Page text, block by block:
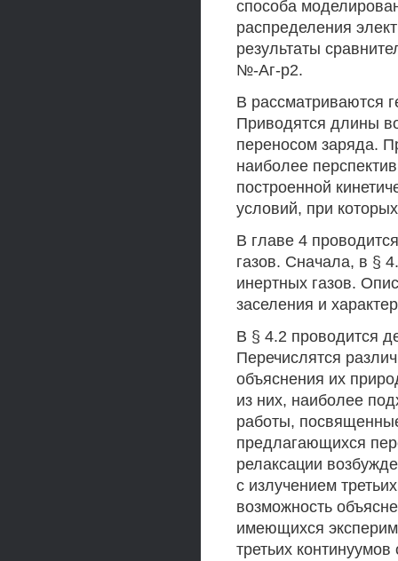
способа
распределения
результаты
№-Аг-р2.
В рассматриваются
Приводятся длины
переносом заряда.
наиболее
построенной
условий, при
В главе 4
газов. Сначала, в §
инертных газов.
заселения и
В § 4.2 проводится
Перечислятся
объяснения их
из них, наиболее
работы,
предлагающихся
релаксации
с излучением
возможность
имеющихся
третьих